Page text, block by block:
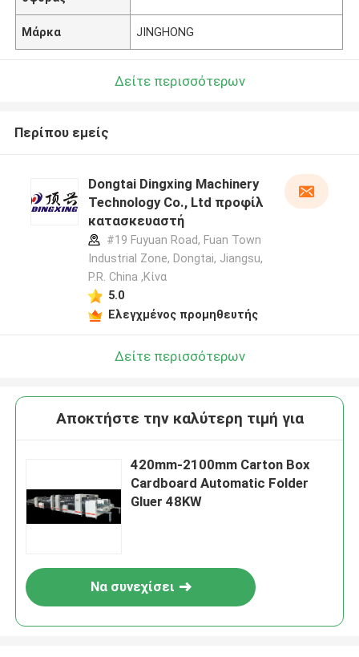
Μάρκα JINGHONG
Δείτε περισσότερων
Περίπου εμείς
Dongtai Dingxing Machinery
Technology Co., Ltd προφίλ
κατασκευαστή
#19 Fuyuan Road, Fuan Town
Industrial Zone, Dongtai, Jiangsu,
P.R. China ,Κίνα
5.0
Ελεγχμένος προμηθευτής
Δείτε περισσότερων
Αποκτήστε την καλύτερη τιμή για
420mm-2100mm Carton Box
Cardboard Automatic Folder
Gluer 48KW
Να συνεχίσει